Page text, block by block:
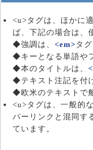
<u>タグは、ほかに
ば、下記の場合は、
◆強調は、<em>タグ
◆キーとなる単語や
◆本のタイトルは、
◆テキスト注記を付
◆欧米のテキストで
<u>タグは、一般的
パーリンクと混同す
ています。